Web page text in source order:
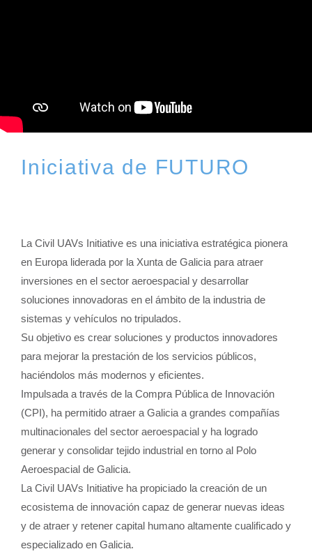
Iniciativa de FUTURO
La Civil UAVs Initiative es una iniciativa estratégica pionera
en Europa liderada por la Xunta de Galicia para atraer
inversiones en el sector aeroespacial y desarrollar
soluciones innovadoras en el ámbito de la industria de
sistemas y vehículos no tripulados.
Su objetivo es crear soluciones y productos innovadores
para mejorar la prestación de los servicios públicos,
haciéndolos más modernos y eficientes.
Impulsada a través de la Compra Pública de Innovación
(CPI), ha permitido atraer a Galicia a grandes compañías
multinacionales del sector aeroespacial y ha logrado
generar y consolidar tejido industrial en torno al Polo
Aeroespacial de Galicia.
La Civil UAVs Initiative ha propiciado la creación de un
ecosistema de innovación capaz de generar nuevas ideas
y de atraer y retener capital humano altamente cualificado y
especializado en Galicia.